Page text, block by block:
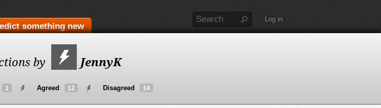
something new
Log in
by JennyK
1 Agreed 12 Disagreed 14